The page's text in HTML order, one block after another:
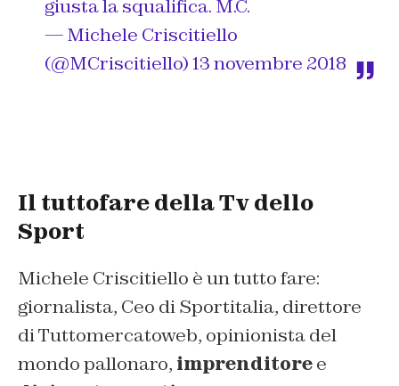
giusta la squalifica. M.C.
— Michele Criscitiello
(@MCriscitiello)13 novembre 2018
Il tuttofare della Tv dello
Sport
Michele Criscitiello è un tutto fare:
giornalista, Ceo di Sportitalia, direttore
di Tuttomercatoweb, opinionista del
mondo pallonaro, imprenditoree